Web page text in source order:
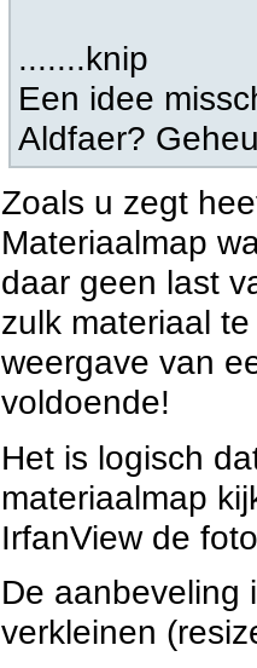
.......knip
Een idee
Aldfaer?
Zoals u zegt
Materiaalmap
daar geen last
zulk materiaal
weergave van
voldoende!
Het is logisch
materiaalmap
IrfanView de
De aanbeveling
verkleinen